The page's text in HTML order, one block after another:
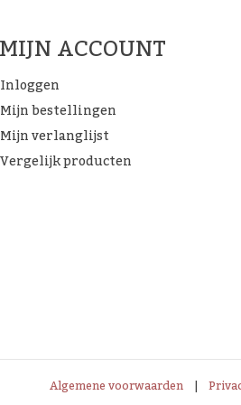
MIJN ACCOUNT
Inloggen
Mijn bestellingen
Mijn verlanglijst
Vergelijk producten
Algemene voorwaarden |